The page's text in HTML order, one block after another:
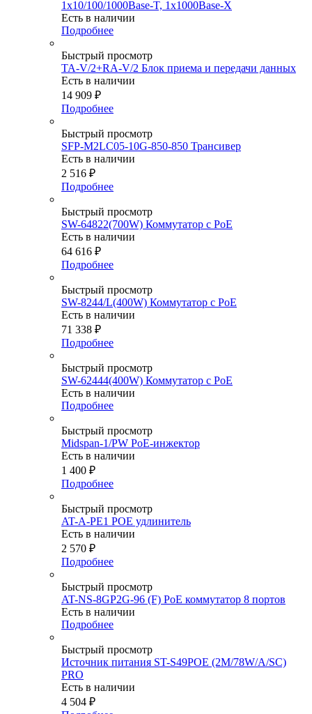
1x10/100/1000Base-T, 1x1000Base-X
Есть в наличии
Подробнее
Быстрый просмотр
TA-V/2+RA-V/2 Блок приема и передачи данных
Есть в наличии
14 909 ₽
Подробнее
Быстрый просмотр
SFP-M2LC05-10G-850-850 Трансивер
Есть в наличии
2 516 ₽
Подробнее
Быстрый просмотр
SW-64822(700W) Коммутатор с PoE
Есть в наличии
64 616 ₽
Подробнее
Быстрый просмотр
SW-8244/L(400W) Коммутатор с PoE
Есть в наличии
71 338 ₽
Подробнее
Быстрый просмотр
SW-62444(400W) Коммутатор с PoE
Есть в наличии
Подробнее
Быстрый просмотр
Midspan-1/PW PoE-инжектор
Есть в наличии
1 400 ₽
Подробнее
Быстрый просмотр
AT-A-PE1 POE удлинитель
Есть в наличии
2 570 ₽
Подробнее
Быстрый просмотр
AT-NS-8GP2G-96 (F) PoE коммутатор 8 портов
Есть в наличии
Подробнее
Быстрый просмотр
Источник питания ST-S49POE (2М/78W/А/SC)
PRO
Есть в наличии
4 504 ₽